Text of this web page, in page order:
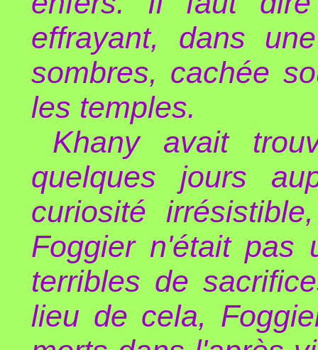
effrayant, dans
sombres, cachée
les temples.
Khany avait
quelques jours
curiosité
Foggier n'était pas
terribles de
lieu de cela,